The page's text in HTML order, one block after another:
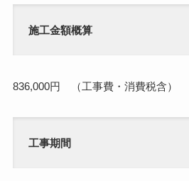
施工金額概算
836,000円 （工事費・消費税含）
工事期間